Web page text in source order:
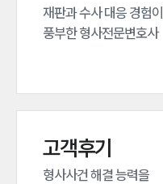
재판과 수사 대응 경험이
풍부한 형사전문변호사
고객후기
형사사건 해결 능력을